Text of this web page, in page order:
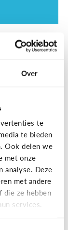
Over
te
te bieden
Ook delen we
met onze
analyse. Deze
met andere
die ze hebben
services.